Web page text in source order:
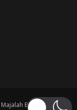
Majalah Berita X